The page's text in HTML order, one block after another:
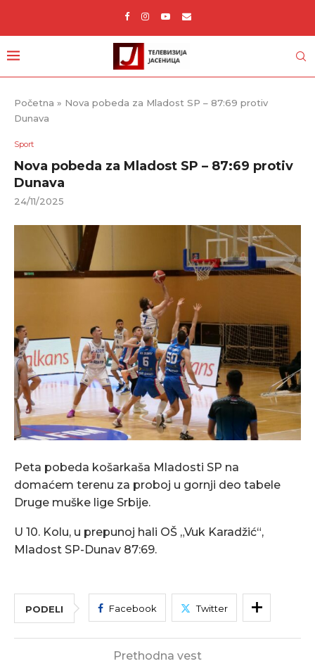
Početna » Nova pobeda za Mladost SP – 87:69 protiv
Dunava
Sport
Nova pobeda za Mladost SP – 87:69 protiv
Dunava
24/11/2025
Peta pobeda košarkaša Mladosti SP na
domaćem terenu za proboj u gornji deo tabele
Druge muške lige Srbije.
U 10. Kolu, u prepunoj hali OŠ „Vuk Karadžić“,
Mladost SP-Dunav 87:69.
PODELI Facebook Twitter
Prethodna vest